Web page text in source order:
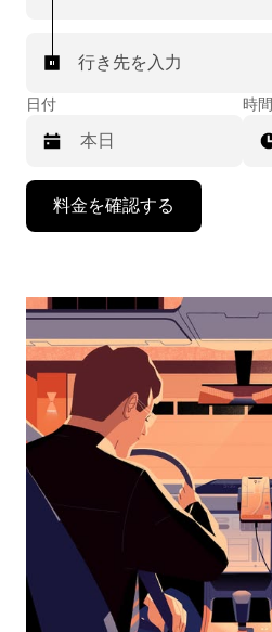
行き先を入力
日付
で
ン
ダ
ー
を
操
作
し、
を
選
択
時間
料金を確認する